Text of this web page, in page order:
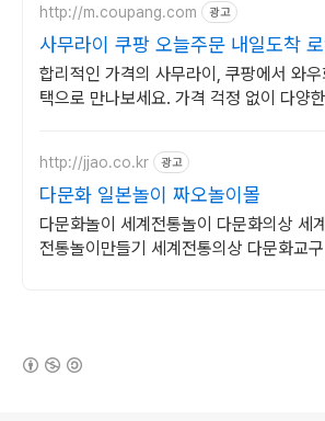
http://m.coupang.com 광고
사무라이 쿠팡 오늘주문 내일도착
합리적인 가격의 사무라이, 쿠팡에서 와우
택으로 만나보세요. 가격 걱정 없이 다양
http://jjao.co.kr 광고
다문화 일본놀이 짜오놀이몰
다문화놀이 세계전통놀이 다문화의상 세계
전통놀이만들기 세계전통의상 다문화교구